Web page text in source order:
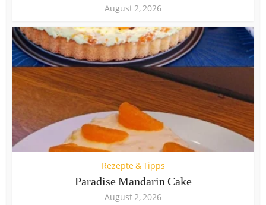
August 2, 2026
Rezepte & Tipps
Paradise Mandarin Cake
August 2, 2026